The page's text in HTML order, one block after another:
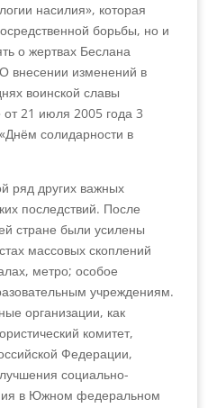
насилия», которая
борьбы, но и
о жертвах Беслана
внесении изменений в
воинской славы
21 июля 2005 года 3
солидарности в
ряд других важных
последствий. После
стране были усилены
массовых скоплений
метро; особое
учреждениям.
организации, как
комитет,
Федерации,
социально-
в Южном федеральном